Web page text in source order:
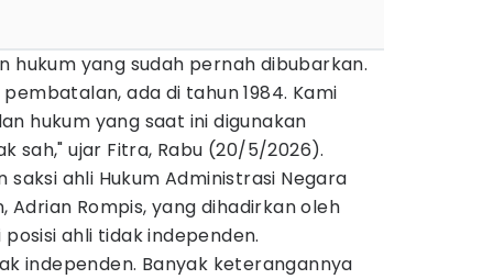
hukum yang sudah pernah dibubarkan.
ada di tahun 1984. Kami
hukum yang saat ini digunakan
sah," ujar Fitra, Rabu (20/5/2026).
ahli Hukum Administrasi Negara
Adrian Rompis, yang dihadirkan oleh
ahli tidak independen.
independen. Banyak keterangannya